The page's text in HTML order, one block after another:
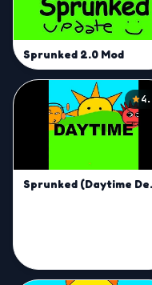
Sprunked 2.0 Mod